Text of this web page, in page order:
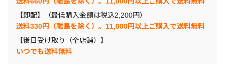
【即配】（最低購入金額は税込2,200円）
送料330円（離島を除く）。11,000円以上ご購入で送料無料
【後日受け取り（全店舗）】
いつでも送料無料